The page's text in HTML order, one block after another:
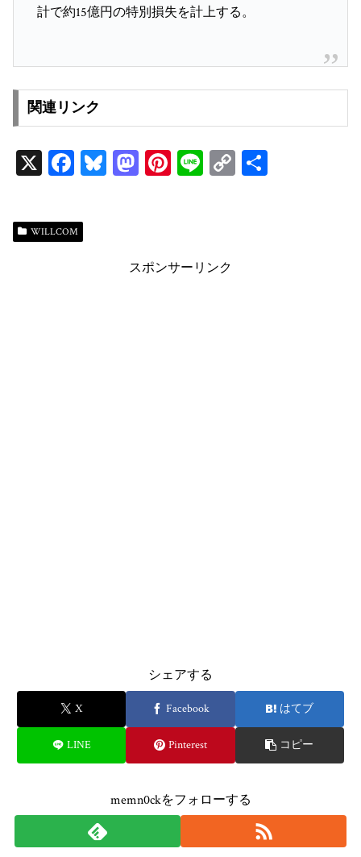
計で約15億円の特別損失を計上する。
関連リンク
X Fa
bo
ok
Bl M
n
Pi
t
Li C
WILLCOM
スポンサーリンク
シェアする
X Facebook はてブ
LINE Pinterest コピー
memn0ckをフォローする